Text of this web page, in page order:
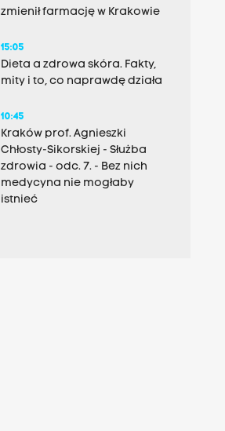
zmienił farmację w Krakowie
15:05
Dieta a zdrowa skóra. Fakty,
mity i to, co naprawdę działa
10:45
Kraków prof. Agnieszki
Chłosty-Sikorskiej - Służba
zdrowia - odc. 7. - Bez nich
medycyna nie mogłaby
istnieć